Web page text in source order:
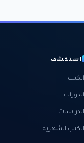
استكشف
الكتب
الدورات
الدراسات
الكتب الشهرية